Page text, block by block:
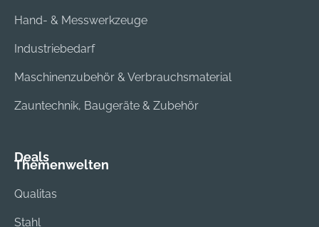
Hand- & Messwerkzeuge
Industriebedarf
Maschinenzubehör & Verbrauchsmaterial
Zauntechnik, Baugeräte & Zubehör
Deals
Themenwelten
Qualitas
Stahl